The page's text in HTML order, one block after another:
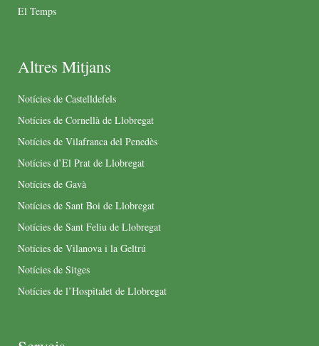
El Temps
Altres Mitjans
Notícies de Castelldefels
Notícies de Cornellà de Llobregat
Notícies de Vilafranca del Penedès
Notícies d’El Prat de Llobregat
Notícies de Gavà
Notícies de Sant Boi de Llobregat
Notícies de Sant Feliu de Llobregat
Notícies de Vilanova i la Geltrú
Notícies de Sitges
Notícies de l’Hospitalet de Llobregat